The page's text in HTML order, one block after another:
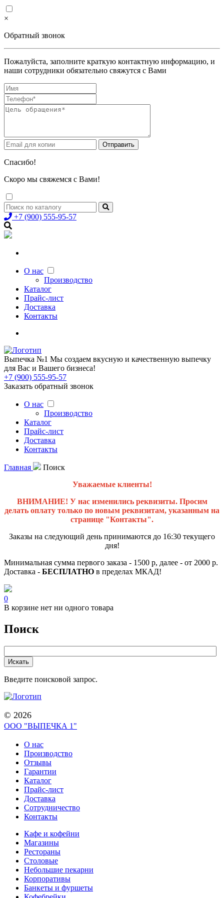
×
Обратный звонок
Пожалуйста, заполните краткую контактную информацию, и
наши сотрудники обязательно свяжутся с Вами
Спасибо!
Скоро мы свяжемся с Вами!
+7 (900) 555-95-57
О нас
Производство
Каталог
Прайс-лист
Доставка
Контакты
Выпечка №1 Мы создаем вкусную и качественную выпечку
для Вас и Вашего бизнеса!
+7 (900) 555-95-57
Заказать обратный звонок
О нас
Производство
Каталог
Прайс-лист
Доставка
Контакты
Главная
Поиск
Уважаемые клиенты!
ВНИМАНИЕ! У нас изменились реквизиты. Просим
делать оплату только по новым реквизитам, указанным на
странице "Контакты".
Заказы на следующий день принимаются до 16:30 текущего
дня!
Минимальная сумма первого заказа - 1500 р, далее - от 2000 р.
Доставка - БЕСПЛАТНО в пределах МКАД!
0
В корзине нет ни одного товара
Поиск
Введите поисковой запрос.
© 2026
ООО "ВЫПЕЧКА 1"
О нас
Производство
Отзывы
Гарантии
Каталог
Прайс-лист
Доставка
Сотрудничество
Контакты
Кафе и кофейни
Магазины
Рестораны
Столовые
Небольшие пекарни
Корпоративы
Банкеты и фуршеты